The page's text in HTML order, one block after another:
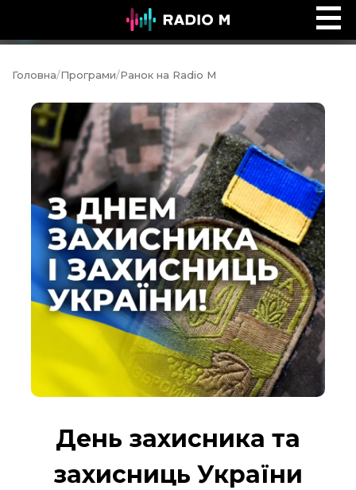
Music Ocean
Головна/Програми/Ранок на Radio M
День захисника та
захисниць України